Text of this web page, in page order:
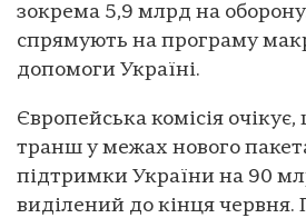
зокрема 5,9 млрд на
спрямують на програму
допомоги Україні.
Європейська комісія
транш у межах нового
підтримки України на 90
виділений до кінця червня.